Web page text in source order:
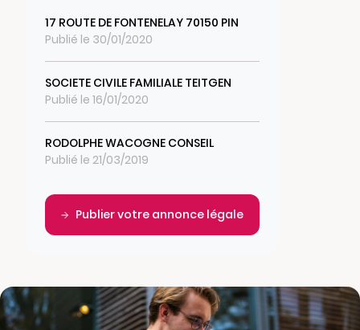
17 ROUTE DE FONTENELAY 70150 PIN
Publié le 30/01/2020
SOCIETE CIVILE FAMILIALE TEITGEN
Publié le 16/01/2020
RODOLPHE WACOGNE CONSEIL
Publié le 21/03/2019
Publier votre annonce légale